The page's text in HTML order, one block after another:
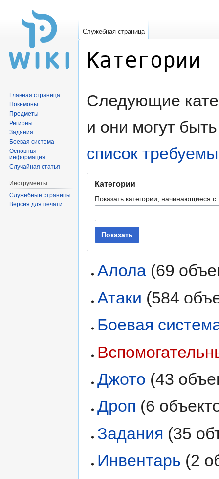
Категории
ккСледующие
и они могут
список
Категории
Показать категории, начинающиеся с:
Показать
Алола (69
Атаки (584
Боевая
Джото (43
Дроп (6
Задания (35
Инвентарь (2
Служебная страница
Главная страница
Покемоны
Предметы
Регионы
Задания
Боевая система
Основная
информация
Случайная статья
Инструменты
Служебные страницы
Версия для печати